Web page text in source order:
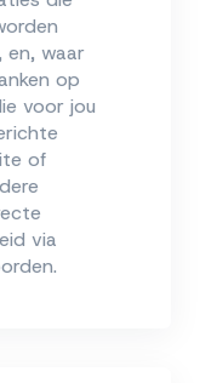
en, waar
op
voor jou
of
via